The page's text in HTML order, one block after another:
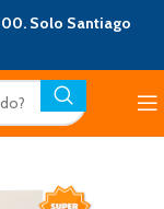
Solo Santiago